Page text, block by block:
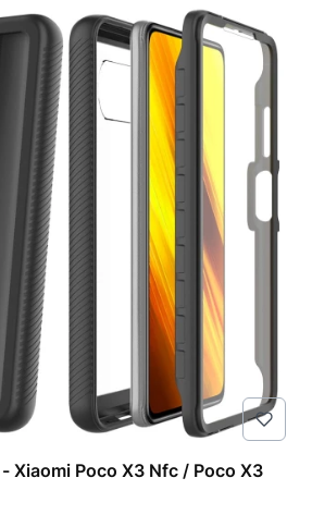
Xiaomi Poco X3 Nfc / Poco X3